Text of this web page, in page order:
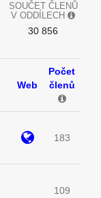
SOUČET ČLENŮ
V ODDÍLECH
30 856
Web
Počet
členů
183
109